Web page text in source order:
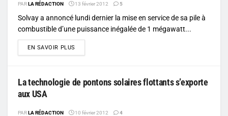
PARLA RÉDACTION 13 février 2012 5
Solvay a annoncé lundi dernier la mise en service de sa pile à
combustible d’une puissance inégalée de 1 mégawatt...
EN SAVOIR PLUS
La technologie de pontons solaires flottants s’exporte
aux USA
PARLA RÉDACTION 10 février 2012 4